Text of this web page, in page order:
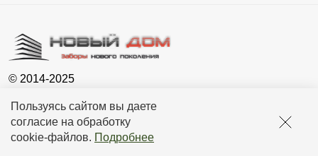
Пользуясь сайтом вы даете
согласие на обработку
cookie-файлов. Подробнее
© 2014-2025
Сайт носит исключительно информационный характер и не
является публичной офертой, определяемой положениями ГК
РФ. Для получения подробной информации о наличии, видах,